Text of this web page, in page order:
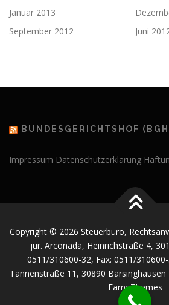
Januar 2013
September 2012
Juni
BUNDESGERICHTSHOF
Impressum Datenschutzerklärung
Copyright © 2026 Steuerbüro,
jur. Arconada, Heinrichstraße 4,
0511/310600-32, Fax: 0511/
Tannenstraße 11, 30890 Barsinghausen
FameThemes